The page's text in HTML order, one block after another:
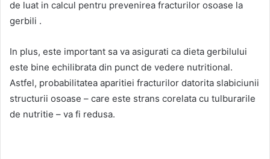
de luat in calcul pentru prevenirea fracturilor osoase la
gerbili .
In plus, este important sa va asigurati ca dieta gerbilului
este bine echilibrata din punct de vedere nutritional.
Astfel, probabilitatea aparitiei fracturilor datorita slabiciunii
structurii osoase – care este strans corelata cu tulburarile
de nutritie – va fi redusa.